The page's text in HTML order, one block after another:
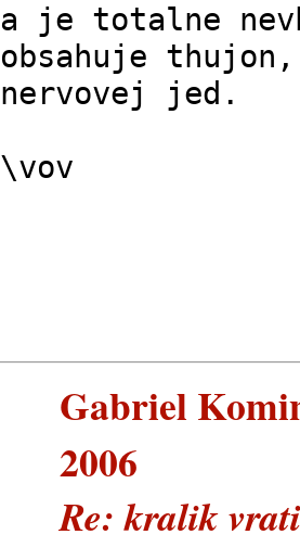
a je totalne
obsahuje
nervovej jed.
\vov
Gabriel
2006
Re: kralik